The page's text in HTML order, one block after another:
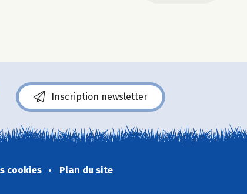
Inscription newsletter
cookies Plan du site